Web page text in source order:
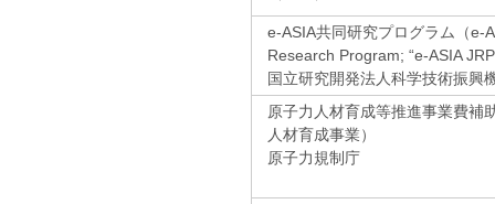
e-ASIA共同研究プログラム（e-
Research Program; “e-ASIA
国立研究開発法人科学技術振興
原子力人材育成等推進事業費補
人材育成事業）
原子力規制庁